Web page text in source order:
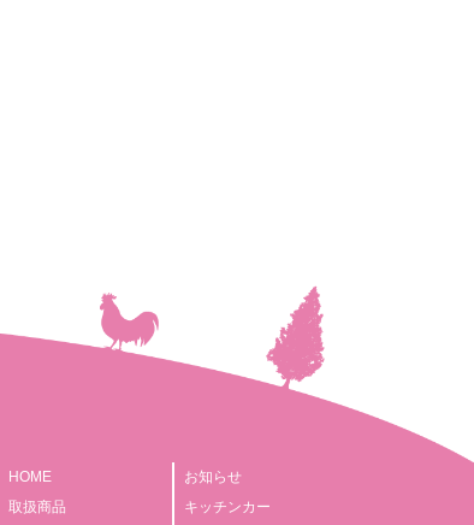
HOME
取扱商品
お知らせ
キッチンカー